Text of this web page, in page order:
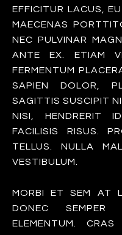
EFFICITUR LACUS,
MAECENAS
NEC PULVINAR
ANTE EX. ETIAM
FERMENTUM
SAPIEN DOLOR,
SAGITTIS SUSCIPIT
NISI, HENDRERIT
FACILISIS RISUS.
TELLUS. NULLA
VESTIBULUM.
MORBI ET SEM AT
DONEC SEMPER
ELEMENTUM.